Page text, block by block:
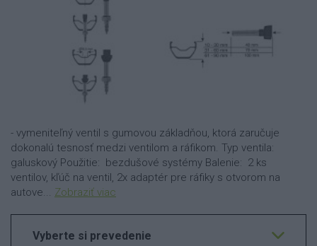
- vymeniteľný ventil s gumovou základňou, ktorá zaručuje
dokonalú tesnosť medzi ventilom a ráfikom. Typ ventila:
galuskový Použitie: bezdušové systémy Balenie: 2 ks
ventilov, kľúč na ventil, 2x adaptér pre ráfiky s otvorom na
autove... Zobraziť viac
Vyberte si prevedenie